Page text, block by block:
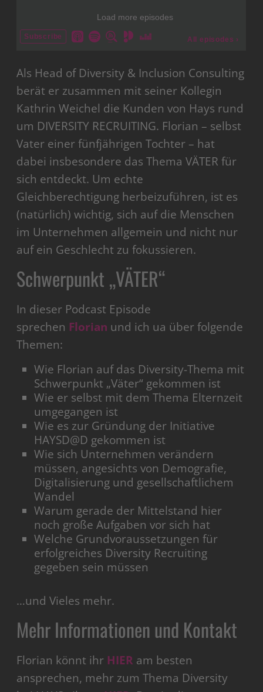
Als Head of Diversity & Inclusion Consulting
berät er zusammen mit seiner Kollegin
Kathrin Weichel die Kunden von Hays rund
um DIVERSITY RECRUITING. Florian – selbst
Vater einer fünfjährigen Tochter – hat
dabei insbesondere das Thema VÄTER für
sich entdeckt. Um echte
Gleichberechtigung herbeizuführen, ist es
(natürlich) wichtig, sich auf die Menschen
im Unternehmen allgemein und nicht nur
auf ein Geschlecht zu fokussieren.
Schwerpunkt „VÄTER“
In dieser Podcast Episode
sprechen Florian und ich ua über folgende
Themen:
Wie Florian auf das Diversity-Thema mit
Schwerpunkt „Väter“ gekommen ist
Wie er selbst mit dem Thema Elternzeit
umgegangen ist
Wie es zur Gründung der Initiative
HAYSD@D gekommen ist
Wie sich Unternehmen verändern
müssen, angesichts von Demografie,
Digitalisierung und gesellschaftlichem
Wandel
Warum gerade der Mittelstand hier
noch große Aufgaben vor sich hat
Welche Grundvoraussetzungen für
erfolgreiches Diversity Recruiting
gegeben sein müssen
…und Vieles mehr.
Mehr Informationen und Kontakt
Florian könnt ihr HIER am besten
ansprechen, mehr zum Thema Diversity